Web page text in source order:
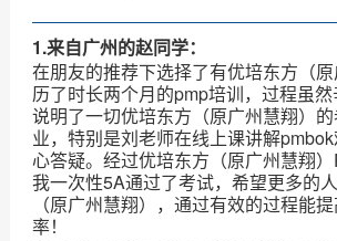
1.来自广州的赵同学：
在朋友的推荐下选择了有优培东方（
历了时长两个月的pmp培训，过程虽
说明了一切优培东方（原广州慧翔）
业，特别是刘老师在线上课讲解
心答疑。经过优培东方（原广州慧翔）
我一次性5A通过了考试，希望更多的
（原广州慧翔），通过有效的过程能
率！